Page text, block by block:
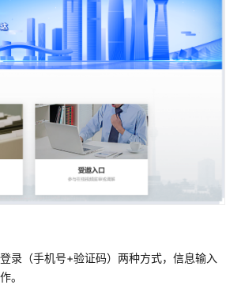
录（手机号+验证码）两种方式，信息输入
。